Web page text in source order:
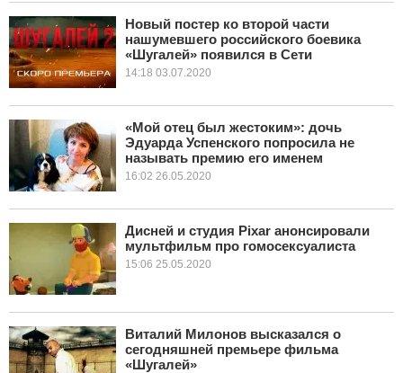
Новый постер ко второй части
нашумевшего российского боевика
«Шугалей» появился в Сети
14:18 03.07.2020
«Мой отец был жестоким»: дочь
Эдуарда Успенского попросила не
называть премию его именем
16:02 26.05.2020
Дисней и студия Pixar анонсировали
мультфильм про гомосексуалиста
15:06 25.05.2020
Виталий Милонов высказался о
сегодняшней премьере фильма
«Шугалей»